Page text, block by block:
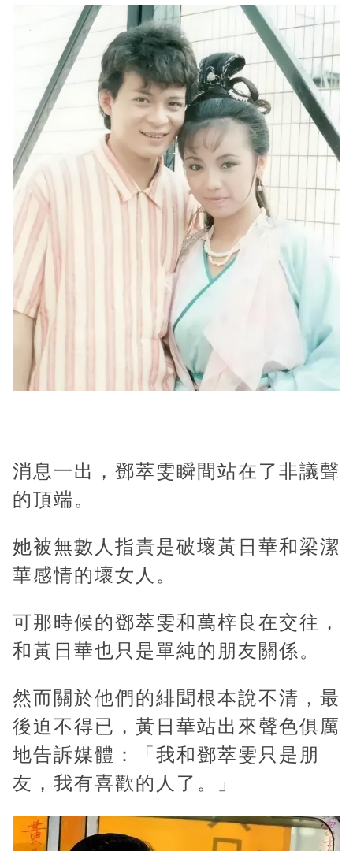
消息一出，鄧萃雯瞬間站在了非議聲
的頂端。
她被無數人指責是破壞黃日華和梁潔
華感情的壞女人。
可那時候的鄧萃雯和萬梓良在交往，
和黃日華也只是單純的朋友關係。
然而關於他們的緋聞根本說不清，最
後迫不得已，黃日華站出來聲色俱厲
地告訴媒體：「我和鄧萃雯只是朋
友，我有喜歡的人了。」